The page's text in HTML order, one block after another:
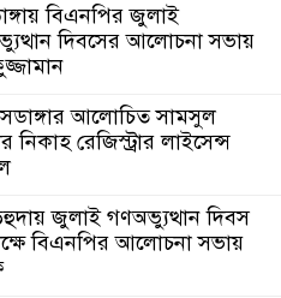
বিএনপির জুলাই
দিবসের আলোচনা সভায়
আলোচিত সামসুল
নিকাহ রেজিস্ট্রার লাইসেন্স
জুলাই গণঅভ্যুত্থান দিবস
বিএনপির আলোচনা সভায়